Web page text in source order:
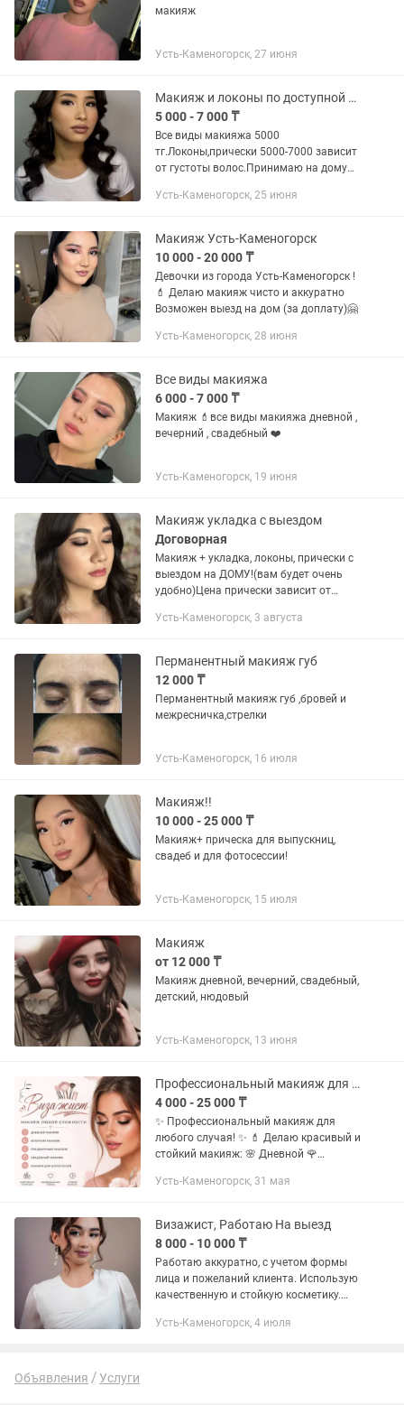
макияж
Усть-Каменогорск, 27 июня
Макияж и локоны по доступной цене
5 000 - 7 000 ₸
Все виды макияжа 5000
тг.Локоны,прически 5000-7000 зависит
от густоты волос.Принимаю на дому
Усть-Каменогорск, 25 июня
Макияж Усть-Каменогорск
10 000 - 20 000 ₸
Девочки из города Усть-Каменогорск !
💄 Делаю макияж чисто и аккуратно
Возможен выезд на дом (за доплату)🤗
Усть-Каменогорск, 28 июня
Все виды макияжа
6 000 - 7 000 ₸
Макияж 💄все виды макияжа дневной ,
вечерний , свадебный ❤️
Усть-Каменогорск, 19 июня
Макияж укладка с выездом
Договорная
Макияж + укладка, локоны, прически с
выездом на ДОМУ!(вам будет очень
удобно)Цена прически зависит от
Только Макияж 8 тысяч.
Усть-Каменогорск, 3 августа
Перманентный макияж губ
12 000 ₸
Перманентный макияж губ ,бровей и
межресничка,стрелки
Усть-Каменогорск, 16 июля
Макияж!!
10 000 - 25 000 ₸
Макияж+ прическа для выпускниц,
свадеб и для фотосессии!
Усть-Каменогорск, 15 июля
Макияж
от 12 000 ₸
Макияж дневной, вечерний, свадебный,
детский, нюдовый
Усть-Каменогорск, 13 июня
Профессиональный макияж для любого случая!
4 000 - 25 000 ₸
✨ Профессиональный макияж для
любого случая! ✨ 💄 Делаю красивый и
стойкий макияж: 🌸 Дневной 🌹
фотосессий и мероприятий ✔
Качественная косметика ✔...
Усть-Каменогорск, 31 мая
Визажист, Работаю На выезд
8 000 - 10 000 ₸
Работаю аккуратно, с учетом формы
лица и пожеланий клиента. Использую
качественную и стойкую косметику.
Свадебный макияж — 10 000 тг
Усть-Каменогорск, 4 июля
Объявления Услуги